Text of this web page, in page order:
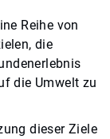
Reihe von
die
die Umwelt zu
dieser Ziele